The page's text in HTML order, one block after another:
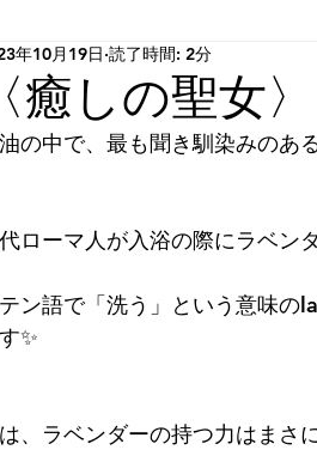
と ココロのこと
アルな世界 口コミ 口
ト 無題のカテゴリー
〈癒しの聖女
年10月19日 読了時間: 2分
の中で、最も聞き馴染みのあ
ローマ人が入浴の際にラベン
ン語で「洗う」という意味の
✨
、ラベンダーの持つ力はまさ